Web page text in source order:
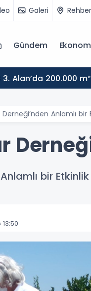
Galeri Rehber
Gündem
3. Alan’da 200.000
Anlamlı bir
bir Etkinlik